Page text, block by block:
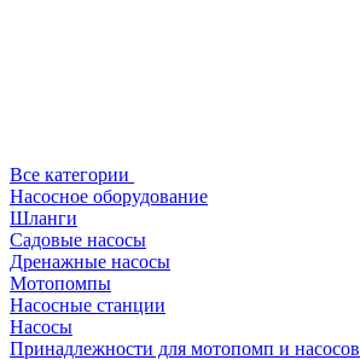
Все категории
Насосное оборудование
Шланги
Садовые насосы
Дренажные насосы
Мотопомпы
Насосные станции
Насосы
Принадлежности для мотопомп и насосов